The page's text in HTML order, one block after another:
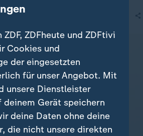
ZDFheute und ZDFtivi
Cookies und
der eingesetzten
für unser Angebot. Mit
unsere Dienstleister
Gerät speichern
deine Daten ohne deine
die nicht unsere direkten